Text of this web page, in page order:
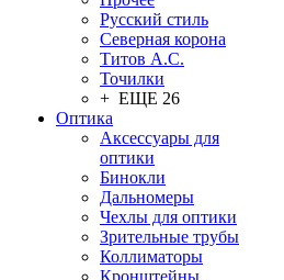
Русский стиль
Северная корона
Титов А.С.
Точилки
+ ЕЩЕ 26
Оптика
Аксессуары для
оптики
Бинокли
Дальномеры
Чехлы для оптики
Зрительные трубы
Коллиматоры
Кронштейны,